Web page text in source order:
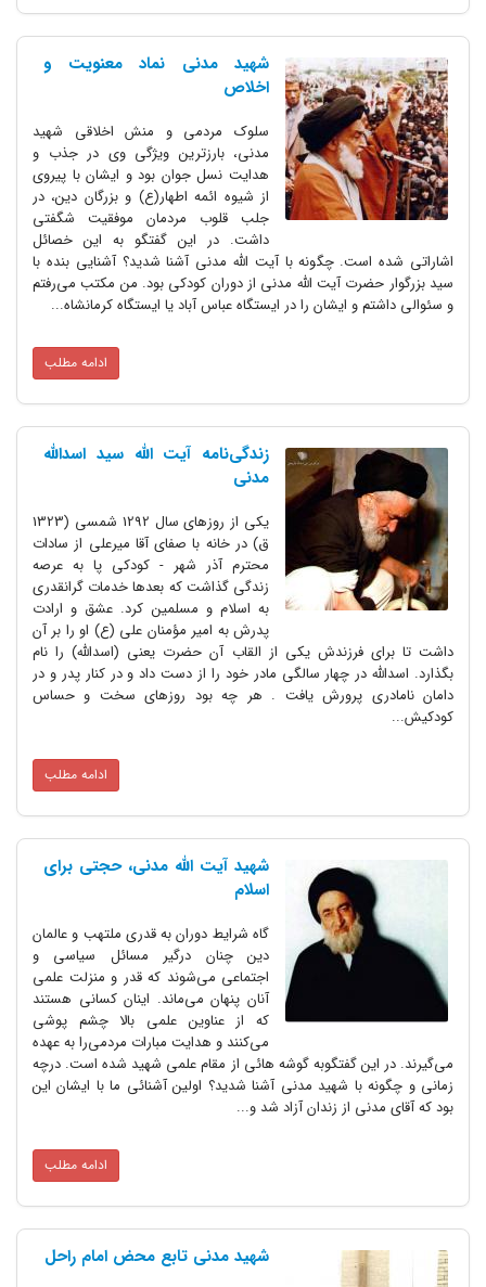
شهید مدنی نماد معنویت و
اخلاص
سلوک مردمی و منش اخلاقی شهید
مدنی، بارزترین ویژگی وی در جذب و
هدایت نسل جوان بود و ایشان با پیروی
از شیوه ائمه اطهار(ع) و بزرگان دین، در
جلب قلوب مردمان موفقیت شگفتی
داشت. در این گفتگو به این خصائل
اشاراتی شده است. چگونه با آیت الله مدنی آشنا شدید؟ آشنایی بنده با
سید بزرگوار حضرت آیت الله مدنی از دوران کودکی‌ بود. من مکتب می‌رفتم
و سئوالی داشتم و ایشان را در ایستگاه عباس آباد یا ایستگاه کرمانشاه...
ادامه مطلب
زندگی‌نامه آیت الله سید اسدالله
مدنی
یکی از روزهای سال 1292 شمسی (1323
ق) در خانه با صفای آقا میرعلی از سادات
محترم آذر شهر - کودکی پا به عرصه
زندگی گذاشت که بعدها خدمات گرانقدری
به اسلام و مسلمین کرد. عشق و ارادت
پدرش به امیر مؤمنان علی (ع) او را بر آن
داشت تا برای فرزندش یکی از القاب آن حضرت یعنی (اسدالله) را نام
بگذارد. اسدالله در چهار سالگی مادر خود را از دست داد و در کنار پدر و در
دامان نامادری پرورش یافت . هر چه بود روزهای سخت و حساس
کودکیش...
ادامه مطلب
شهید آیت الله مدنی، حجتی برای
اسلام
گاه شرایط دوران به قدری ملتهب و عالمان
دین چنان درگیر مسائل سیاسی و
اجتماعی می‌شوند که قدر و منزلت علمی
آنان پنهان می‌ماند. اینان کسانی هستند
که از عناوین علمی بالا چشم پوشی
می‌کنند و هدایت مبارات مردمی‌را به عهده
می‌گیرند. در این گفتگوبه گوشه هائی از مقام علمی شهید شده است. درچه
زمانی و چگونه با شهید مدنی آشنا شدید؟ اولین آشنائی ما با ایشان این
بود که آقای مدنی از زندان آزاد شد و...
ادامه مطلب
شهید مدنی تابع محض امام راحل